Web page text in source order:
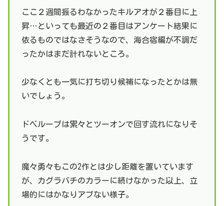
ここ２週間振るわなかったキルアオが２番目に上
昇…といっても最近の２番目はアンケート結果に
依るものではなさそうなので、海合宿編が不調だ
ったかはまだ計れないところ。
少なくとも一気に打ち切り候補になったとかは無
いでしょう。
ドベループは累々とツーオンで回す流れになりそ
うです。
魔々勇々もこの2作とは少し距離を置いています
が、カグラバチのカラーに続けなかった以上、立
場的にはかなりアブない様子。